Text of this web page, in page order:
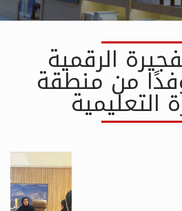
الرقمية
من منطقة
التعليمية